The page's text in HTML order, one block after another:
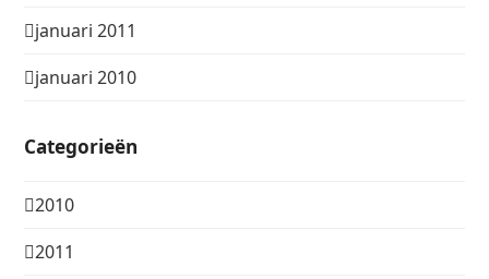
januari 2011
januari 2010
Categorieën
2010
2011